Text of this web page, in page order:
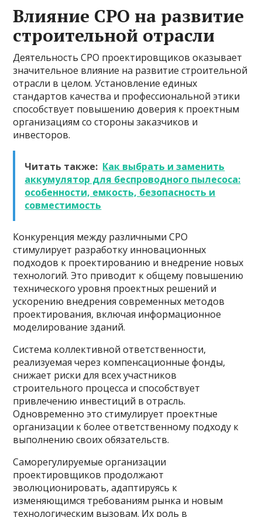
Влияние СРО на развитие
строительной отрасли
Деятельность СРО проектировщиков оказывает
значительное влияние на развитие строительной
отрасли в целом. Установление единых
стандартов качества и профессиональной этики
способствует повышению доверия к проектным
организациям со стороны заказчиков и
инвесторов.
Читать также: Как выбрать и заменить
аккумулятор для беспроводного пылесоса:
особенности, емкость, безопасность и
совместимость
Конкуренция между различными СРО
стимулирует разработку инновационных
подходов к проектированию и внедрение новых
технологий. Это приводит к общему повышению
технического уровня проектных решений и
ускорению внедрения современных методов
проектирования, включая информационное
моделирование зданий.
Система коллективной ответственности,
реализуемая через компенсационные фонды,
снижает риски для всех участников
строительного процесса и способствует
привлечению инвестиций в отрасль.
Одновременно это стимулирует проектные
организации к более ответственному подходу к
выполнению своих обязательств.
Саморегулируемые организации
проектировщиков продолжают
эволюционировать, адаптируясь к
изменяющимся требованиям рынка и новым
технологическим вызовам. Их роль в